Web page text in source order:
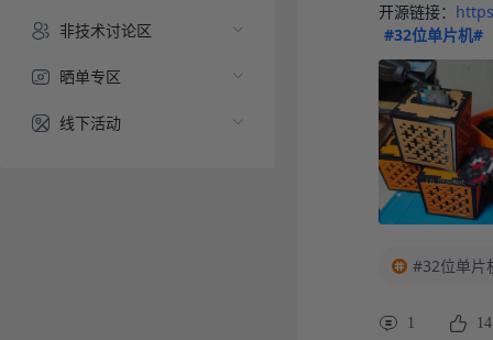
非技术讨论区
晒单专区
线下活动
开源链接：
#32位单片机#
#32位单片
1 14